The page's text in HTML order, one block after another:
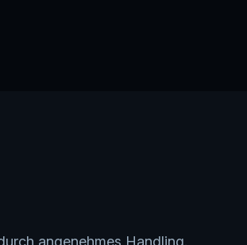
angenehmes Handling.